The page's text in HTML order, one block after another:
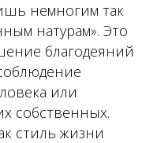
немногим так
натурам». Это
благодеяний
или
собственных.
стиль жизни